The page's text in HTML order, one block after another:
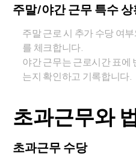
주말/야간 근무 특수
주말 근로 시 추가 수당 여
를 체크합니다.
야간 근무는 근로시간 표에
는지 확인하고 기록합니다.
초과근무와
초과근무 수당